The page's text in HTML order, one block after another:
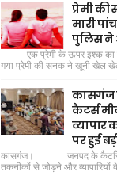
प्रेमी
मारी
पुलिस ने
एक प्रेमी के ऊपर इश्क का
गया प्रेमी की सनक ने खूनी खेल
कासगंज
कैटर्स
व्यापार
पर हुई
कासगंज। जनपद के कैटरिंग
तकनीकों से जोड़ने और